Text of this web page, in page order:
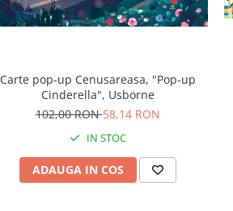
Carte pop-up Cenusareasa, "Pop-up
Cinderella", Usborne
102,00 RON58,14 RON
IN STOC
ADAUGA IN COS